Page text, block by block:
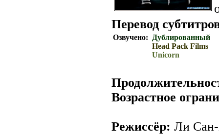
Перевод
Озвучено:
Дублированный
Head Pack Films
Unicorn
Возрастное
Режиссёр: Ли